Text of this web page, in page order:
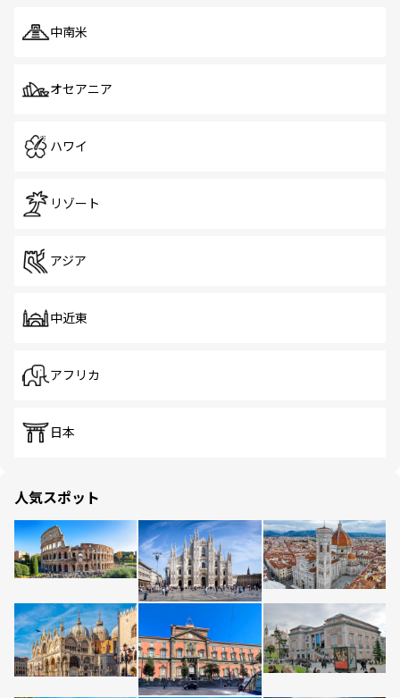
中南米
オセアニア
ハワイ
リゾート
アジア
中近東
アフリカ
日本
人気スポット